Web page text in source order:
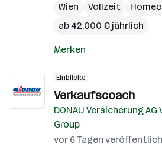
Wien
Vollzeit
ab 42.000 € jährlich
Merken
Einblicke
Verkaufscoach
DONAU Versicherung
Group
vor 6 Tagen